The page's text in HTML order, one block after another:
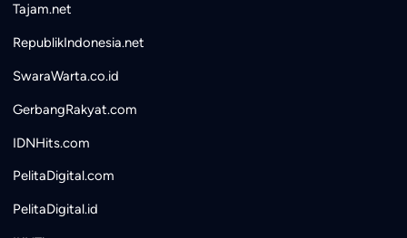
Tajam.net
RepublikIndonesia.net
SwaraWarta.co.id
GerbangRakyat.com
IDNHits.com
PelitaDigital.com
PelitaDigital.id